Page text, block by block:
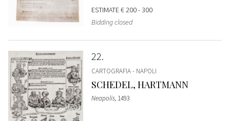
ESTIMATE€ 200 - 300
Bidding closed
22
CARTOGRAFIA - NAPOLI
SCHEDEL, HARTMANN
Neapolis, 1493